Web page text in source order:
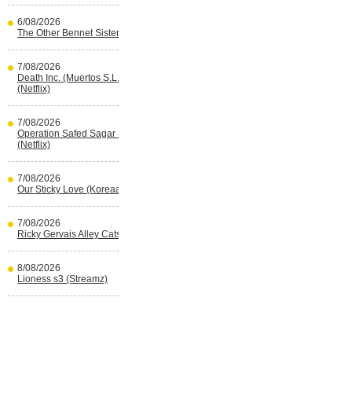
6/08/2026
The Other Bennet Sister (HBO Max)
7/08/2026
Death Inc. (Muertos S.L.) s4 (Spaans)
(Netflix)
7/08/2026
Operation Safed Sagar (Indisch)
(Netflix)
7/08/2026
Our Sticky Love (Koreaans) (Netflix)
7/08/2026
Ricky Gervais Alley Cats (Netflix)
8/08/2026
Lioness s3 (Streamz)